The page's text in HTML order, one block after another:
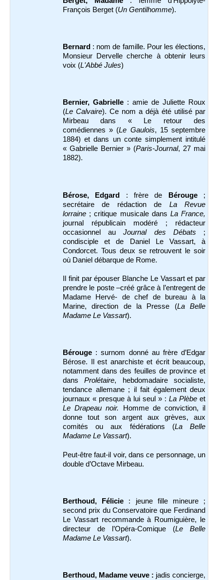
François Berget (Un Gentilhomme).
Bernard : nom de famille. Pour les élections,
Monsieur Dervelle cherche à obtenir leurs
voix (L'Abbé Jules)
Bernier, Gabrielle : amie de Juliette Roux
(Le Calvaire). Ce nom a déjà été utilisé par
Mirbeau dans « Le retour des
comédiennes » (Le Gaulois, 15 septembre
1884) et dans un conte simplement intitulé
« Gabrielle Bernier » (Paris-Journal, 27 mai
1882).
Bérose, Edgard : frère de Bérouge;
secrétaire de rédaction de La Revue
lorraine ; critique musicale dans La France,
journal républicain modéré ; rédacteur
occasionnel auJournal des Débats ;
condisciple et de Daniel Le Vassart, à
Condorcet. Tous deux se retrouvent le soir
où Daniel débarque de Rome.
Il finit par épouser Blanche Le Vassart et par
prendre le poste –créé grâce à l’entregent de
Madame Hervé- de chef de bureau à la
Marine, direction de la Presse (La Belle
Madame Le Vassart).
Bérouge : surnom donné au frère d’Edgar
Bérose. Il est anarchiste et écrit beaucoup,
notamment dans des feuilles de province et
dansProlétaire, hebdomadaire socialiste,
tendance allemane ; il fait également deux
journaux « presque à lui seul » : La Plèbe et
Le Drapeau noir. Homme de conviction, il
donne tout son argent aux grèves, aux
comités ou aux fédérations (La Belle
Madame Le Vassart).
Peut-être faut-il voir, dans ce personnage, un
double d’Octave Mirbeau.
Berthoud, Félicie : jeune fille mineure ;
second prix du Conservatoire que Ferdinand
Le Vassart recommande à Roumiguière, le
directeur de l’Opéra-Comique (Le Belle
Madame Le Vassart).
Berthoud, Madame veuve : jadis concierge,